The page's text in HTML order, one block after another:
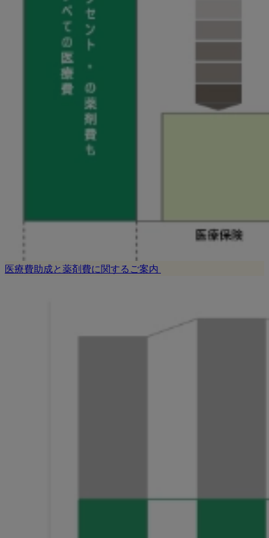
医療費助成と薬剤費に関するご案内